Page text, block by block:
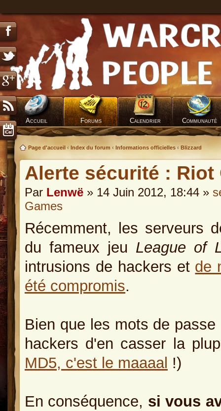
Accueil Forums Calendrier Communauté
Page d'accueil ‹ Index du forum ‹ Informations officielles ‹ Blizzard
Alerte sécurité : Riot
Par Lenwë » 14 Juin 2012, 18:44 »
Games
Récemment, les serveurs
du fameux jeu League of
intrusions de hackers et de
été compromis.
Bien que les mots de
hackers d'en casser la
MD5, c'est le maaaal !)
En conséquence, si vous